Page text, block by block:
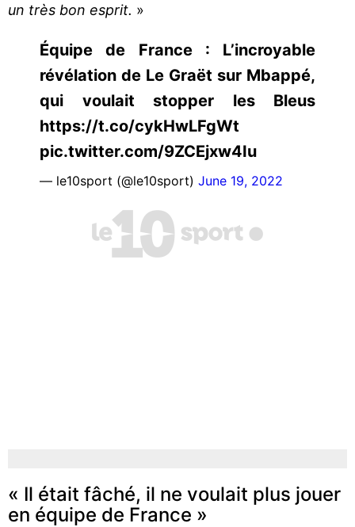
un très bon esprit. »
Équipe de France : L’incroyable
révélation de Le Graët sur Mbappé,
qui voulait stopper les Bleus
https://t.co/cykHwLFgWt
pic.twitter.com/9ZCEjxw4Iu
— le10sport (@le10sport) June 19, 2022
« Il était fâché, il ne voulait plus jouer
en équipe de France »